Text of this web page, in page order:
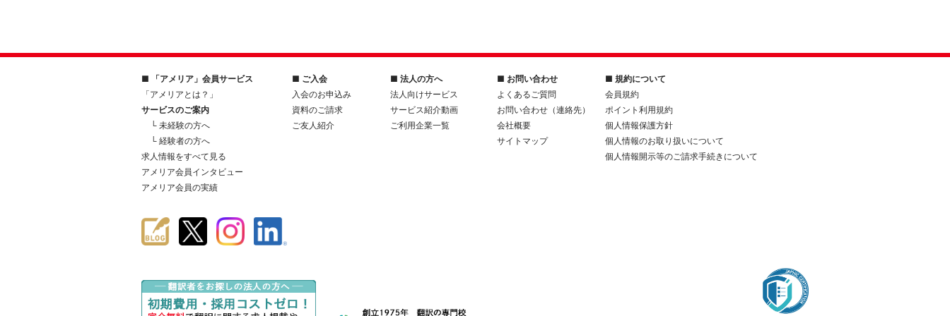
■ 「アメリア」会員サービス
「アメリアとは？」
サービスのご案内
└ 未経験の方へ
└ 経験者の方へ
求人情報をすべて見る
アメリア会員インタビュー
アメリア会員の実績
■ ご入会
入会のお申込み
資料のご請求
ご友人紹介
■ 法人の方へ
法人向けサービス
サービス紹介動画
ご利用企業一覧
■ お問い合わせ
よくあるご質問
お問い合わせ（連絡先）
会社概要
サイトマップ
■ 規約について
会員規約
ポイント利用規約
個人情報保護方針
個人情報のお取り扱いについて
個人情報開示等のご請求手続きについて